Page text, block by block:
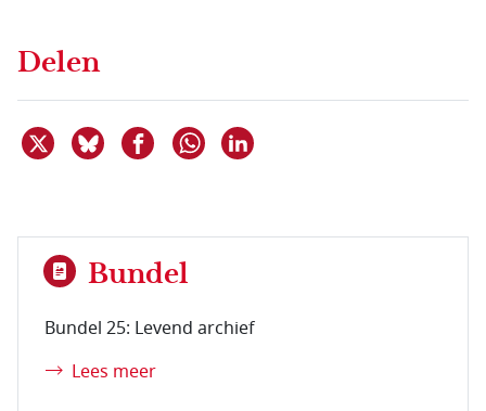
Delen
Deel dit item op X
Deel dit item op Bluesky
Deel dit item op Facebook
Delen via WhatsApp
Bundel
Bundel 25: Levend archief
Lees meer